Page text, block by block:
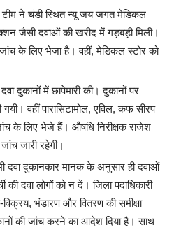
टीम ने चंडी स्थित न्यू जय जगत मेडिकल
जैसी दवाओं की खरीद में गड़बड़ी मिली।
के लिए भेजा है। वहीं, मेडिकल स्टोर को
दुकानों में छापेमारी की। दुकानों पर
वहीं पारासिटामोल, एविल, कफ सीरप
के लिए भेजे हैं। औषधि निरीक्षक राजेश
जारी रहेगी।
दवा दुकानकार मानक के अनुसार ही दवाओं
की दवा लोगों को न दें। जिला पदाधिकारी
भंडारण और वितरण की समीक्षा
की जांच करने का आदेश दिया है। साथ